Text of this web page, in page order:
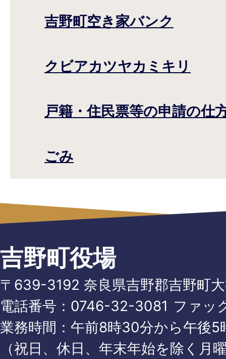
吉野町空き家バンク
クビアカツヤカミキリ
戸籍・住民票等の申請の仕
ごみ
吉野町役場
〒639-3192 奈良県吉野郡吉野町
電話番号： 0746-32-3081 ファッ
業務時間：午前8時30分から午後5
（祝日、休日、年末年始を除く月